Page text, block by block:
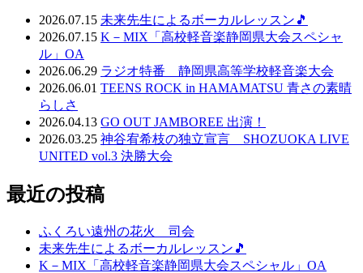
2026.07.15 未来先生によるボーカルレッスン🎵
2026.07.15 K－MIX「高校軽音楽静岡県大会スペシャ
ル」OA
2026.06.29 ラジオ特番 静岡県高等学校軽音楽大会
2026.06.01 TEENS ROCK in HAMAMATSU 青さの素晴
らしさ
2026.04.13 GO OUT JAMBOREE 出演！
2026.03.25 神谷宥希枝の独立宣言 SHOZUOKA LIVE
UNITED vol.3 決勝大会
最近の投稿
ふくろい遠州の花火 司会
未来先生によるボーカルレッスン🎵
K－MIX「高校軽音楽静岡県大会スペシャル」OA